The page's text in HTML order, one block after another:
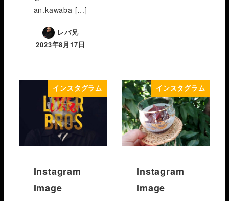
an.kawaba […]
レバ兄
2023年8月17日
インスタグラム
Instagram
Image
インスタグラム
Instagram
Image